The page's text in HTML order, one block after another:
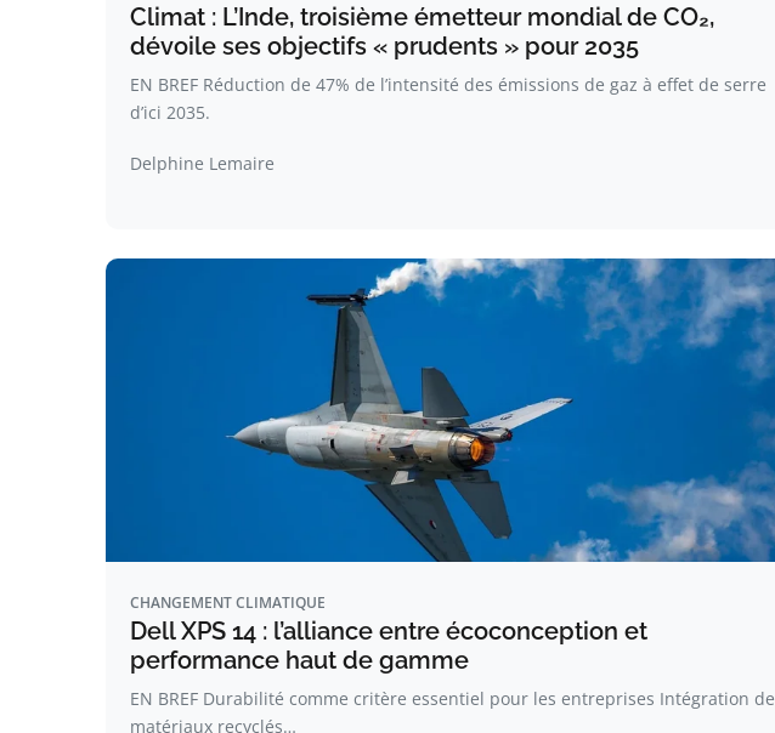
Climat : L’Inde, troisième émetteur mondial de CO₂,
dévoile ses objectifs « prudents » pour 2035
EN BREF Réduction de 47% de l’intensité des émissions de gaz à effet de serre
d’ici 2035.
Delphine Lemaire
CHANGEMENT CLIMATIQUE
Dell XPS 14 : l’alliance entre écoconception et
performance haut de gamme
EN BREF Durabilité comme critère essentiel pour les entreprises Intégration de
matériaux recyclés…